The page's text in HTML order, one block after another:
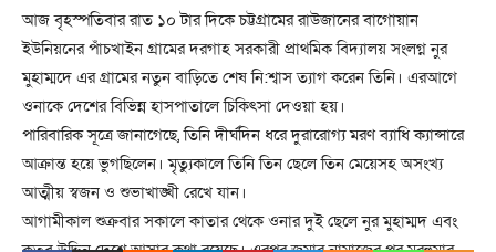
আজ বৃহস্পতিবার রাত ১০ টার দিকে চট্টগ্রামের রাউজানের বাগোয়ান
ইউনিয়নের পাঁচখাইন গ্রামের দরগাহ সরকারী প্রাথমিক বিদ্যালয় সংলগ্ন নুর
মুহাম্মদে এর গ্রামের নতুন বাড়িতে শেষ নি:শ্বাস ত্যাগ করেন তিনি। এরআগে
ওনাকে দেশের বিভিন্ন হাসপাতালে চিকিৎসা দেওয়া হয়।
পারিবারিক সূত্রে জানাগেছে, তিনি দীর্ঘদিন ধরে দুরারোগ্য মরণ ব্যাধি ক্যান্সারে
আক্রান্ত হয়ে ভুগছিলেন। মৃত্যুকালে তিনি তিন ছেলে তিন মেয়েসহ অসংখ্য
আত্মীয় স্বজন ও শুভাখাঙ্খী রেখে যান।
আগামীকাল শুক্রবার সকালে কাতার থেকে ওনার দুই ছেলে নুর মুহাম্মদ এবং